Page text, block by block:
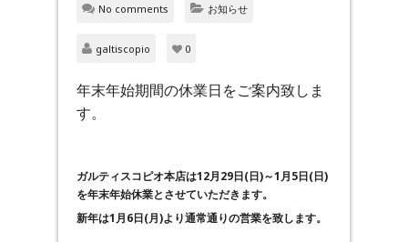
No comments お知らせ
galtiscopio 0
年末年始期間の休業日をご案内致しま
す。
ガルティスコピオ本店は12月29日(日)～1月5日(日)
を年末年始休業とさせていただきます。
新年は1月6日(月)より通常通りの営業を致します。